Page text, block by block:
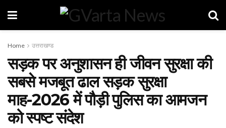
Home उत्तराखण्ड
सड़क पर अनुशासन ही जीवन सुरक्षा की
सबसे मजबूत ढाल सड़क सुरक्षा
माह-2026 में पौड़ी पुलिस का आमजन
को स्पष्ट संदेश